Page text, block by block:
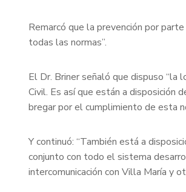
Remarcó que la prevención por
todas las normas”.
El Dr. Briner señaló que dispuso “la
Civil. Es así que están a disposición
bregar por el cumplimiento de esta
Y continuó: “También está a
conjunto con todo el sistema
intercomunicación con Villa María y